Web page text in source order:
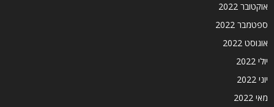
אוקטובר 2022
ספטמבר 2022
אוגוסט 2022
יולי 2022
יוני 2022
מאי 2022